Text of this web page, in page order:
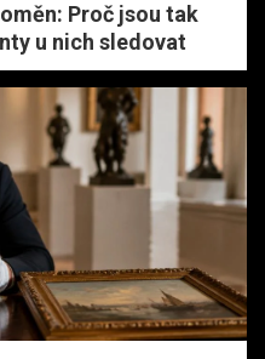
Proč jsou tak
u nich sledovat